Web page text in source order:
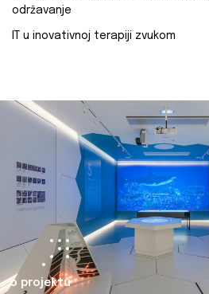
održavanje
IT u inovativnoj terapiji zvukom
o projektu